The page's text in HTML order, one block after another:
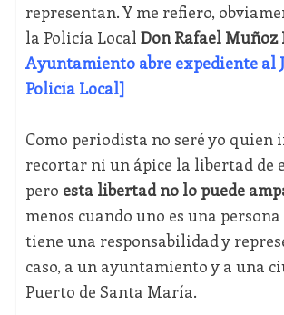
representan. Y me refiero,
la Policía Local Don Rafael Muñoz
Ayuntamiento abre expediente al
Policía Local]
Como periodista no seré yo quien
recortar ni un ápice la libertad de
pero esta libertad no lo puede
menos cuando uno es una
tiene una responsabilidad y
caso, a un ayuntamiento y a una
Puerto de Santa María.